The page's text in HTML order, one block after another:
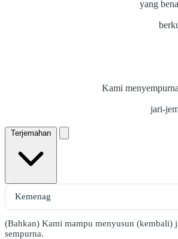
yang
Kami
jari-
Terjemahan
(Bahkan) Kami mampu menyusun (kembali)
sempurna.